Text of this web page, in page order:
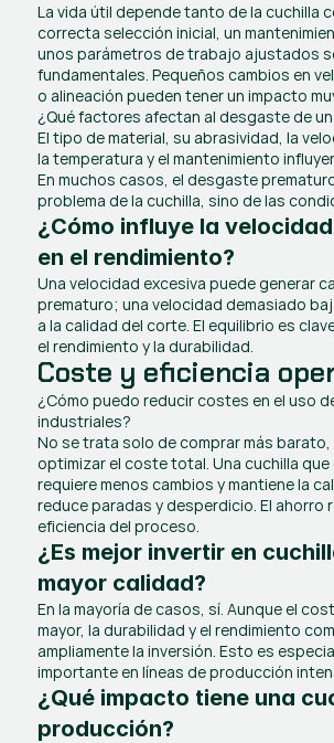
La vida útil depende tanto de la cuchilla
correcta selección inicial, un
unos parámetros de trabajo ajustados
fundamentales. Pequeños cambios en
o alineación pueden tener un impacto
¿Qué factores afectan al desgaste de
El tipo de material, su abrasividad, la
la temperatura y el mantenimiento
En muchos casos, el desgaste
problema de la cuchilla, sino de las
¿Cómo influye la
en el rendimiento?
Una velocidad excesiva puede generar
prematuro; una velocidad demasiado
a la calidad del corte. El equilibrio es
el rendimiento y la durabilidad.
Coste y eficiencia
¿Cómo puedo reducir costes en el uso
industriales?
No se trata solo de comprar más barato,
optimizar el coste total. Una cuchilla que
requiere menos cambios y mantiene la
reduce paradas y desperdicio. El ahorro
eficiencia del proceso.
¿Es mejor invertir en
mayor calidad?
En la mayoría de casos, sí. Aunque el
mayor, la durabilidad y el rendimiento
ampliamente la inversión. Esto es
importante en líneas de producción
¿Qué impacto tiene una
producción?